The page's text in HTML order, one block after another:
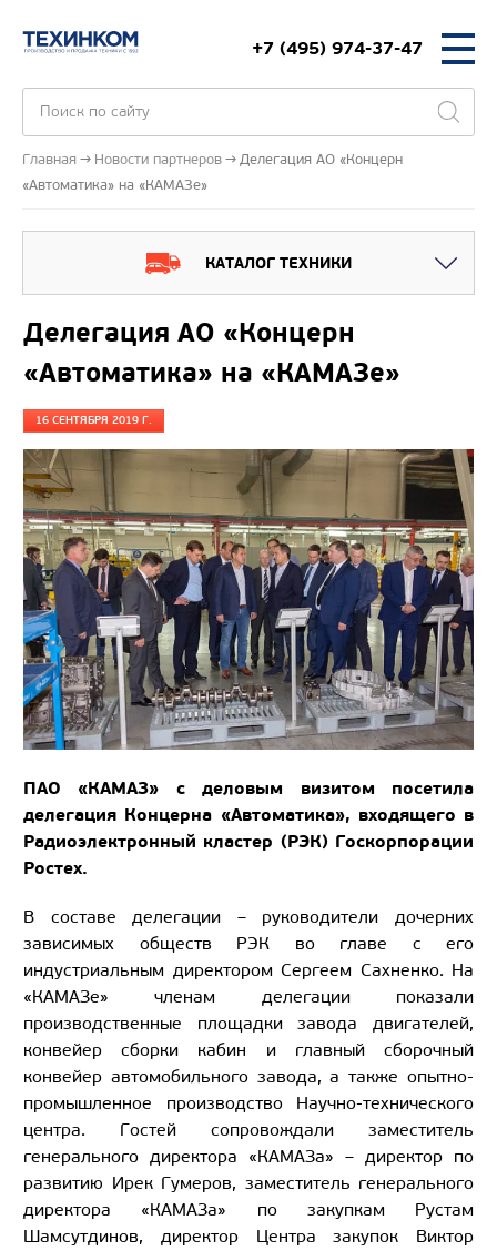
+7 (495) 974-37-47
Главная Новости партнеров
Делегация АО «Концерн
«Автоматика» на «КАМАЗе»
КАТАЛОГ ТЕХНИКИ
Делегация АО «Концерн
«Автоматика» на «КАМАЗе»
16 СЕНТЯБРЯ 2019 Г.
ПАО «КАМАЗ» с деловым визитом посетила
делегация Концерна «Автоматика», входящего в
Радиоэлектронный кластер (РЭК) Госкорпорации
Ростех.
В составе делегации – руководители дочерних
зависимых обществ РЭК во главе с его
индустриальным директором Сергеем Сахненко. На
«КАМАЗе» членам делегации показали
производственные площадки завода двигателей,
конвейер сборки кабин и главный сборочный
конвейер автомобильного завода, а также опытно-
промышленное производство Научно-технического
центра. Гостей сопровождали заместитель
генерального директора «КАМАЗа» – директор по
развитию Ирек Гумеров, заместитель генерального
директора «КАМАЗа» по закупкам Рустам
Шамсутдинов, директор Центра закупок Виктор